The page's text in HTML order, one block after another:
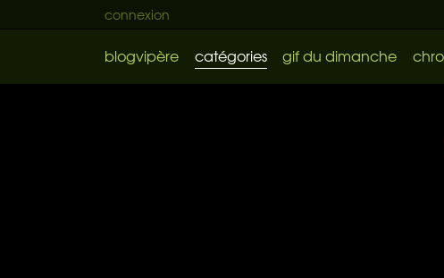
connexion
blogvipère catégories gif du dimanche